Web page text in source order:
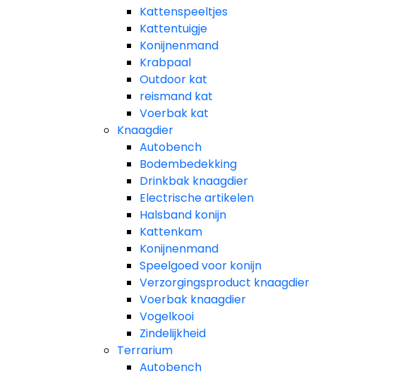
Kattenspeeltjes
Kattentuigje
Konijnenmand
Krabpaal​
Outdoor kat
reismand kat​
Voerbak kat
Knaagdier
Autobench
Bodembedekking
Drinkbak knaagdier
Electrische artikelen
Halsband konijn
Kattenkam
Konijnenmand
Speelgoed voor konijn​
Verzorgingsproduct knaagdier
Voerbak knaagdier
Vogelkooi
Zindelijkheid
Terrarium
Autobench